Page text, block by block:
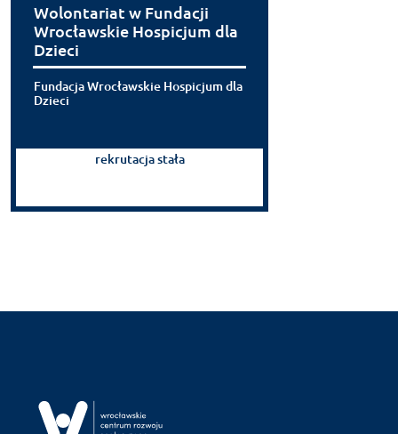
Wolontariat w Fundacji
Wrocławskie Hospicjum dla
Dzieci
Fundacja Wrocławskie Hospicjum dla
Dzieci
rekrutacja stała